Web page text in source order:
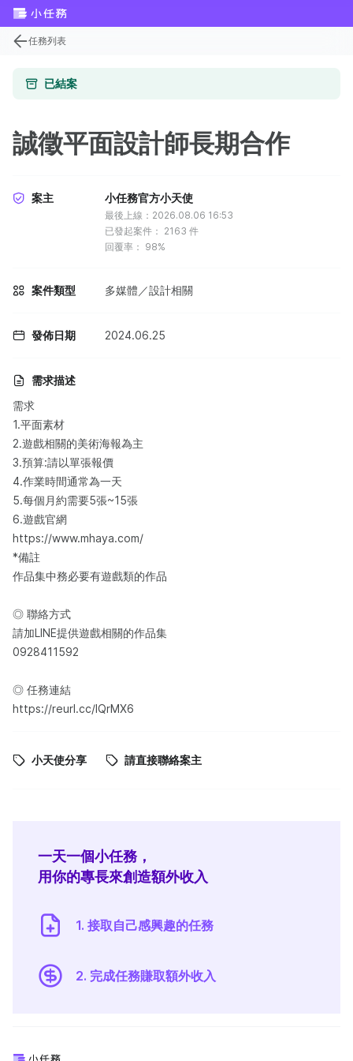
任務列表
已結案
誠徵平面設計師長期合作
案主 小任務官方小天使
最後上線：2026.08.06 16:53
已發起案件： 2163 件
回覆率： 98%
案件類型 多媒體／設計相關
發佈日期 2024.06.25
需求描述
需求
1.平面素材
2.遊戲相關的美術海報為主
3.預算:請以單張報價
4.作業時間通常為一天
5.每個月約需要5張~15張
6.遊戲官網
https://www.mhaya.com/
*備註
作品集中務必要有遊戲類的作品
◎ 聯絡方式
請加LINE提供遊戲相關的作品集
0928411592
◎ 任務連結
https://reurl.cc/lQrMX6
小天使分享 請直接聯絡案主
一天一個小任務，
用你的專長來創造額外收入
1. 接取自己感興趣的任務
2. 完成任務賺取額外收入